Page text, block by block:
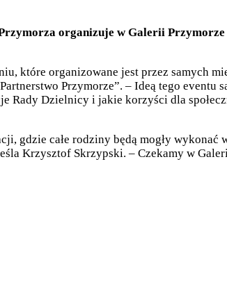
organizuje w Galerii
które organizowane jest przez samych
Przymorze”. – Ideą tego
Rady Dzielnicy i jakie korzyści dla
gdzie całe rodziny będą mogły
Krzysztof Skrzypski. – Czekamy w